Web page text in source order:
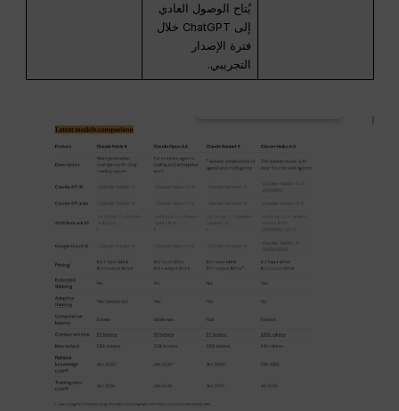
يُتاح الوصول العادي
إلى ChatGPT خلال
فترة الإصدار
التجريبي.